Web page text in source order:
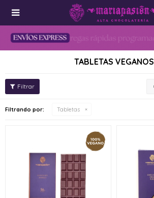

TABLETAS VEGANOS
Filtrando por: Tabletas